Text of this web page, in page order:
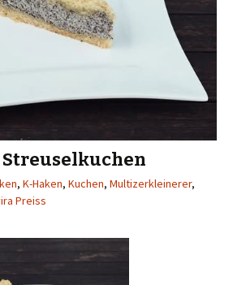
, K-Haken, Kuchen, Multizerkleinerer,
Preiss